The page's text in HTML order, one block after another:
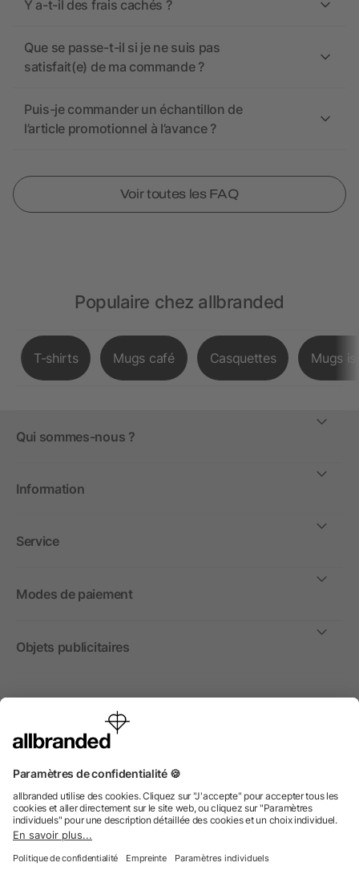
Y a-t-il des frais cachés ?
Que se passe-t-il si je ne suis pas
satisfait(e) de ma commande ?
Puis-je commander un échantillon de
l’article promotionnel à l’avance ?
Voir toutes les FAQ
Populaire chez allbranded
T-shirts Mugs café Casquettes Mugs
Qui sommes-nous ?
Information
Service
Modes de paiement
Objets publicitaires
International
Nous commercialisons nos objets publicitaires et articles